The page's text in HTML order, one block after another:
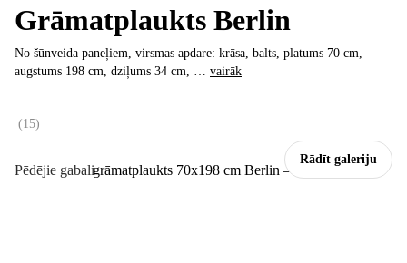
Rādīt galeriju
Pēdējie gabali
Grāmatplaukts Berlin
No šūnveida paneļiem, virsmas apdare: krāsa, balts, platums 70 cm,
augstums 198 cm, dziļums 34 cm, … vairāk
(15)